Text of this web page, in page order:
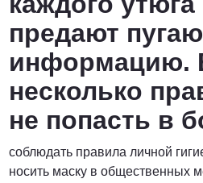
предают
информацию.
несколько
не попасть в
соблюдать правила личной
носить маску в общественных